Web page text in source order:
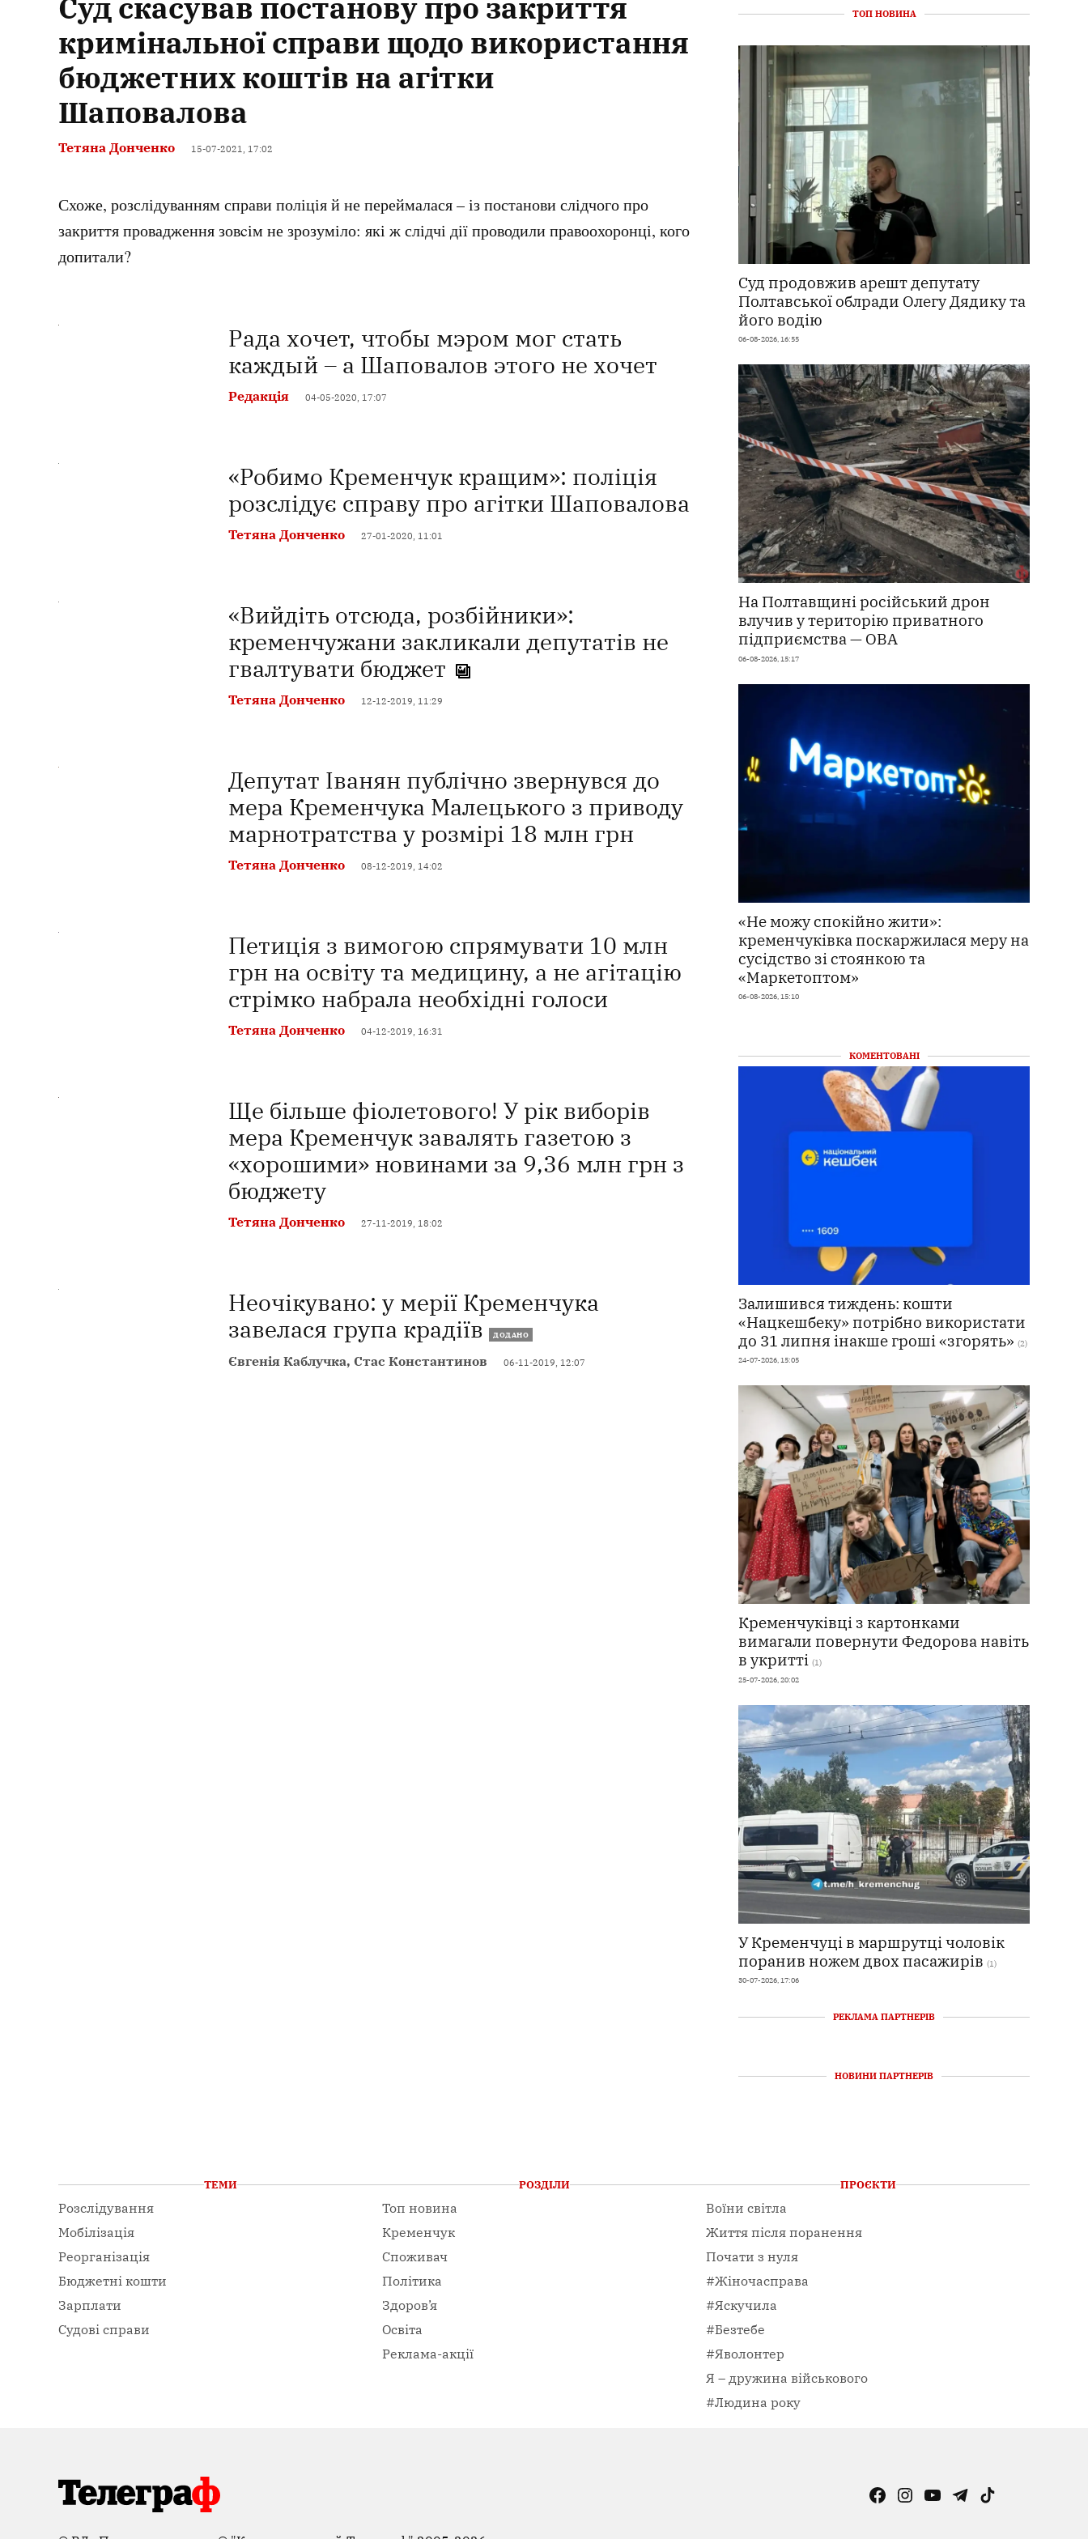
кримінальної справи щодо використання
бюджетних коштів на агітки
Шаповалова
Тетяна Донченко 15-07-2021, 17:02
Схоже, розслідуванням справи поліція й не переймалася – із постанови слідчого про
закриття провадженнязовcім не зрозуміло: які ж слідчі дії проводили правоохоронці, кого
допитали?
Рада хочет, чтобы мэром мог стать
каждый – а Шаповалов этого не хочет
Редакція 04-05-2020, 17:07
«Робимо Кременчук кращим»: поліція
розслідує справу про агітки Шаповалова
Тетяна Донченко 27-01-2020, 11:01
«Вийдіть отсюда, розбійники»:
кременчужани закликали депутатів не
гвалтувати бюджет
Тетяна Донченко 12-12-2019, 11:29
Депутат Іванян публічно звернувся до
мера Кременчука Малецького з приводу
марнотратства у розмірі 18 млн грн
Тетяна Донченко 08-12-2019, 14:02
Петиція з вимогою спрямувати 10 млн
грн на освіту та медицину, а не агітацію
стрімко набрала необхідні голоси
Тетяна Донченко 04-12-2019, 16:31
Ще більше фіолетового! У рік виборів
мера Кременчук завалять газетою з
«хорошими» новинами за 9,36 млн грн з
бюджету
Тетяна Донченко 27-11-2019, 18:02
Неочікувано: у мерії Кременчука
завелася група крадіїв
ДОДАНО
Євгенія Каблучка, Стас Константинов 06-11-2019, 12:07
ТОП НОВИНА
Суд продовжив арешт депутату
Полтавської облради Олегу Дядику та
його водію
06-08-2026, 16:55
На Полтавщині російський дрон
влучив у територію приватного
підприємства — ОВА
06-08-2026, 15:17
«Не можу спокійно жити»:
кременчуківка поскаржилася меру на
сусідство зі стоянкою та
«Маркетоптом»
06-08-2026, 15:10
КОМЕНТОВАНІ
Залишився тиждень: кошти
«Нацкешбеку» потрібно використати
до 31 липня інакше гроші «згорять» (2)
24-07-2026, 15:05
Кременчуківці з картонками
вимагали повернути Федорова навіть
в укритті (1)
25-07-2026, 20:02
У Кременчуці в маршрутці чоловік
поранив ножем двох пасажирів (1)
30-07-2026, 17:06
РЕКЛАМА ПАРТНЕРІВ
НОВИНИ ПАРТНЕРІВ
ТЕМИ
Розслідування
Мобілізація
Реорганізація
Бюджетні кошти
Зарплати
Судові справи
РОЗДІЛИ
Топ новина
Кременчук
Споживач
Політика
Здоров’я
Освіта
Реклама-акції
ПРОЄКТИ
Воїни світла
Життя після поранення
Почати з нуля
#Жіночасправа
#Яскучила
#Безтебе
#Яволонтер
Я – дружина військового
#Людина року
FacebookInstagram
YouTubeTelegram
TikTok